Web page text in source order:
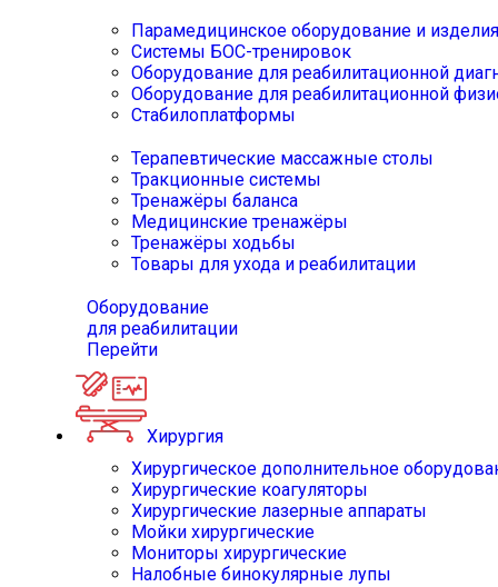
Парамедицинское оборудование и изделия
Системы БОС-тренировок
Оборудование для реабилитационной
Оборудование для реабилитационной
Стабилоплатформы
Терапевтические массажные столы
Тракционные системы
Тренажёры баланса
Медицинские тренажёры
Тренажёры ходьбы
Товары для ухода и реабилитации
Оборудование
для реабилитации
Перейти
Хирургия
Хирургическое дополнительное
Хирургические коагуляторы
Хирургические лазерные аппараты
Мойки хирургические
Мониторы хирургические
Налобные бинокулярные лупы